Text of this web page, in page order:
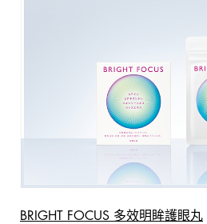
BRIGHT FOCUS 多效明眸護眼丸